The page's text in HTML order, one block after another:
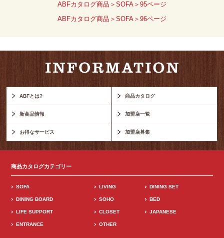
ABFカタログ商品＞SOFA＞95ページ
ABFカタログ商品＞SOFA＞96ページ
ABFとは? 商品カタログ
新商品情報 加盟店一覧
お得なサービス 加盟店募集
商品カタログカテゴリー
SOFA LIVING DINING SET
DINING BOARD SOHO BED
LIFE SUPPORT CLOSET JAPANESE
ENTRANCE OTHER